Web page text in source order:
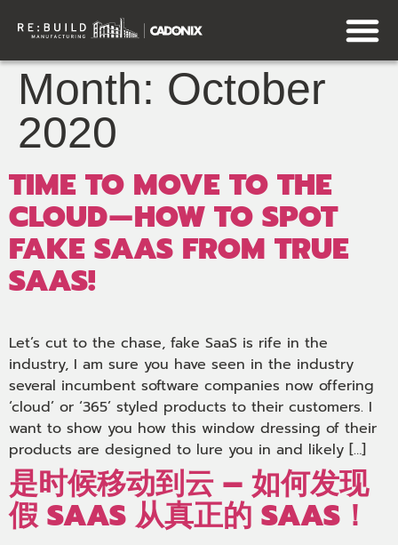
Month: October
2020
TIME TO MOVE TO THE
CLOUD — HOW TO SPOT
FAKE SAAS FROM TRUE
SAAS!
Let’s cut to the chase, fake SaaS is rife in the
industry, I am sure you have seen in the industry
several incumbent software companies now offering
‘cloud’ or ‘365’ styled products to their customers. I
want to show you how this window dressing of their
products are designed to lure you in and likely […]
是时候移动到云 – 如何发现
假 SAAS 从真正的 SAAS！